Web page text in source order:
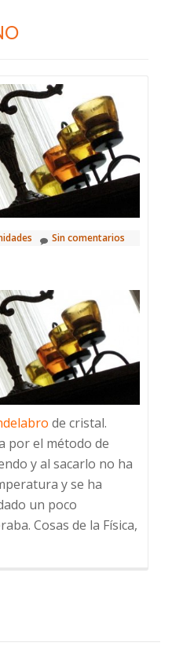
Sin comentarios
de cristal.
por el método de
y al sacarlo no ha
y se ha
un poco
Cosas de la Física,